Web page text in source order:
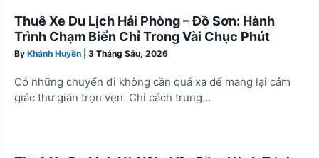
Thuê Xe Du Lịch Hải Phòng – Đồ Sơn: Hành
Trình Chạm Biển Chỉ Trong Vài Chục Phút
By Khánh Huyền 3 Tháng Sáu, 2026
Có những chuyến đi không cần quá xa để mang lại cảm
giác thư giãn trọn vẹn. Chỉ cách trung…